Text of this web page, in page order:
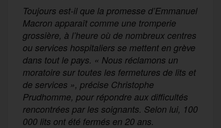
Toujours est-il que la promesse d’Emmanuel
Macron apparaît comme une tromperie
grossière, à l’heure où de nombreux centres
ou services hospitaliers se mettent en grève
dans tout le pays. « Nous réclamons un
moratoire sur toutes les fermetures de lits et
de services », précise Christophe
Prudhomme, pour répondre aux difficultés
rencontrées par les soignants. Selon lui, 100
000 lits ont été fermés en 20 ans.